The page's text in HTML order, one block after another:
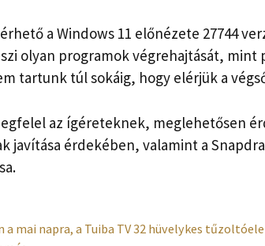
a Windows 11 előnézete 27744
olyan programok végrehajtását, mint
tartunk túl sokáig, hogy elérjük a
az ígéreteknek, meglehetősen
javítása érdekében, valamint a
mai napra, a Tuiba TV 32 hüvelykes